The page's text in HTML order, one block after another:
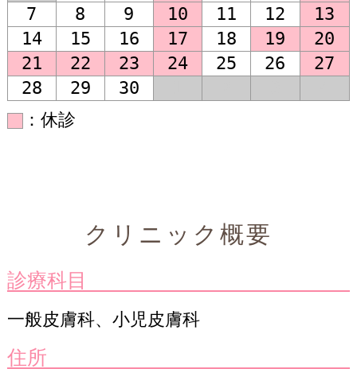
7
8 9 10 11 12
13
14
15 16 17 18 19
20
21
22 23 24 25 26
27
28
29 30
：休診
クリニック概要
診療科目
一般皮膚科、小児皮膚科
住所